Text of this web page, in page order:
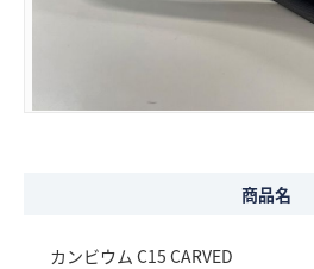
商品名
カンビウム C15 CARVED